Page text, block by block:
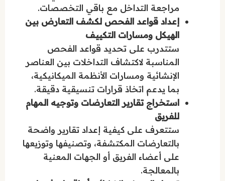
مراجعة التداخل مع باقي التخصصات.
إعداد قواعد الفحص لكشف التعارض بين
الهيكل ومسارات التكييف
ستتدرب على تحديد قواعد الفحص
المناسبة لاكتشاف التداخلات بين العناصر
الإنشائية ومسارات الأنظمة الميكانيكية،
بما يدعم اتخاذ قرارات تنسيقية دقيقة.
استخراج تقارير التعارضات وتوجيه المهام
للفريق
ستتعرف على كيفية إعداد تقارير واضحة
بالتعارضات المكتشفة، وتصنيفها وتوزيعها
على أعضاء الفريق أو الجهات المعنية
بالمعالجة.